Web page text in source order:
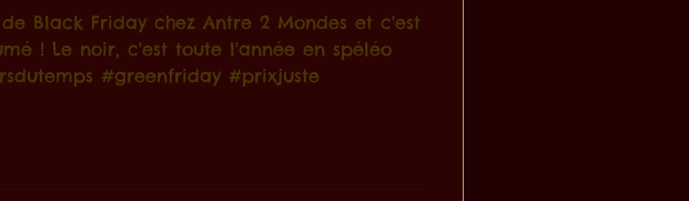
de Black Friday chez Antre 2 Mondes et c'est
! Le noir, c'est toute l'année en spéléo
#greenfriday #prixjuste